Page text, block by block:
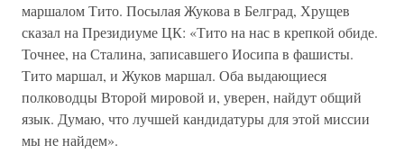
маршалом Тито. Посылая Жукова в Белград, Хрущев
сказал на Президиуме ЦК: «Тито на нас в крепкой обиде.
Точнее, на Сталина, записавшего Иосипа в фашисты.
Тито маршал, и Жуков маршал. Оба выдающиеся
полководцы Второй мировой и, уверен, найдут общий
язык. Думаю, что лучшей кандидатуры для этой миссии
мы не найдем».